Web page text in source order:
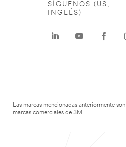
SÍGUENOS (US,
INGLÉS)
Las marcas mencionadas anteriormente son
marcas comerciales de 3M.